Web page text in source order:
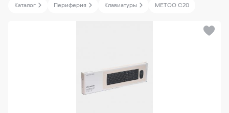
Каталог Периферия Клавиатуры METOO C20